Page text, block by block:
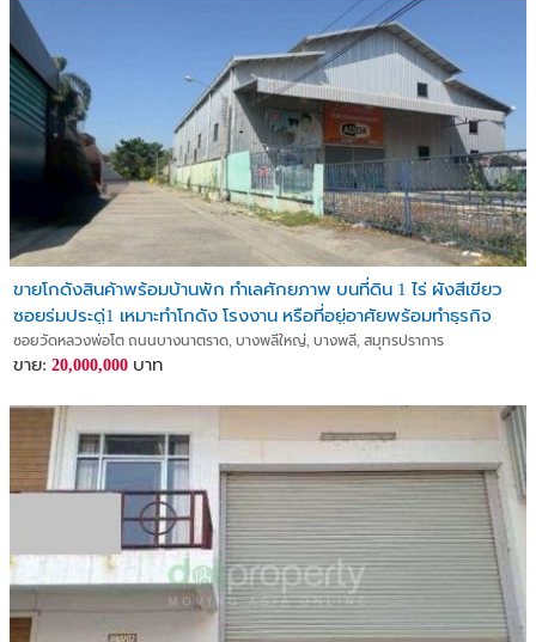
ขายโกดังสินค้าพร้อมบ้านพัก ทำเลศักยภาพ บนที่ดิน 1 ไร่ ผังสีเขียว
ซอยร่มประดู่1 เหมาะทำโกดัง โรงงาน หรือที่อยู่อาศัยพร้อมทำธุรกิจ
ซอยวัดหลวงพ่อโต ถนนบางนาตราด, บางพลีใหญ่, บางพลี, สมุทรปราการ
ขาย: 20,000,000 บาท